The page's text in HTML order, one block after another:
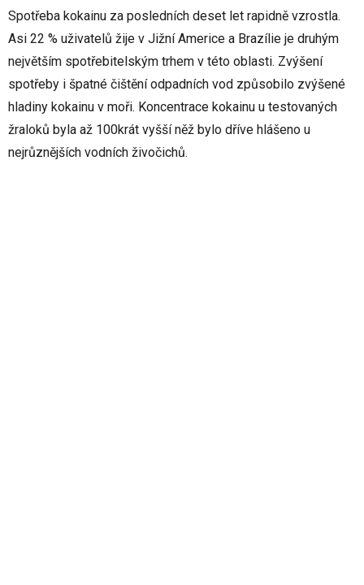
Spotřeba kokainu za posledních deset let rapidně vzrostla.
Asi 22 % uživatelů žije v Jižní Americe a Brazílie je druhým
největším spotřebitelským trhem v této oblasti. Zvýšení
spotřeby i špatné čištění odpadních vod způsobilo zvýšené
hladiny kokainu v moři. Koncentrace kokainu u testovaných
žraloků byla až 100krát vyšší něž bylo dříve hlášeno u
nejrůznějších vodních živočichů.